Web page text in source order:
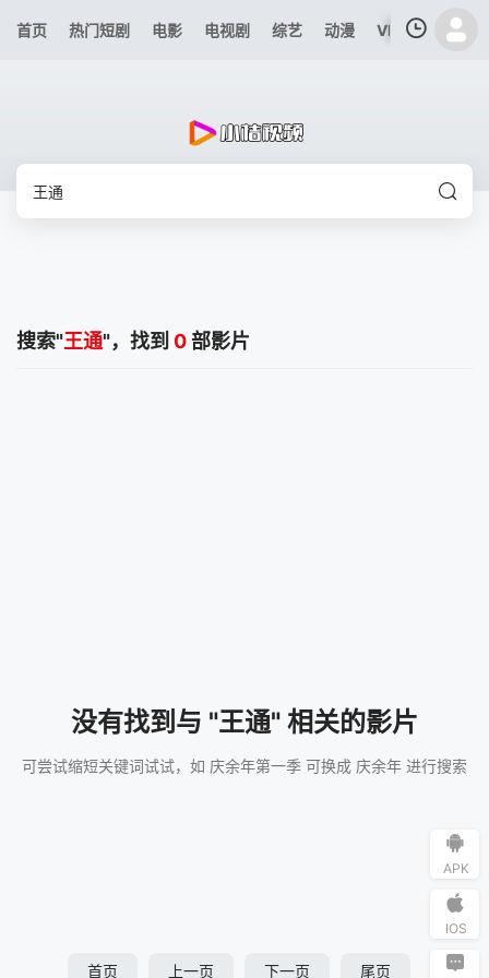
首页 热门短剧 电影 电视剧 综艺 动漫 VIP专区 今日
搜索"王通"，找到 0 部影片
没有找到与 "王通" 相关的影片
可尝试缩短关键词试试，如 庆余年第一季 可换成 庆余年 进行搜索
首页 上一页 下一页 尾页
APK
IOS